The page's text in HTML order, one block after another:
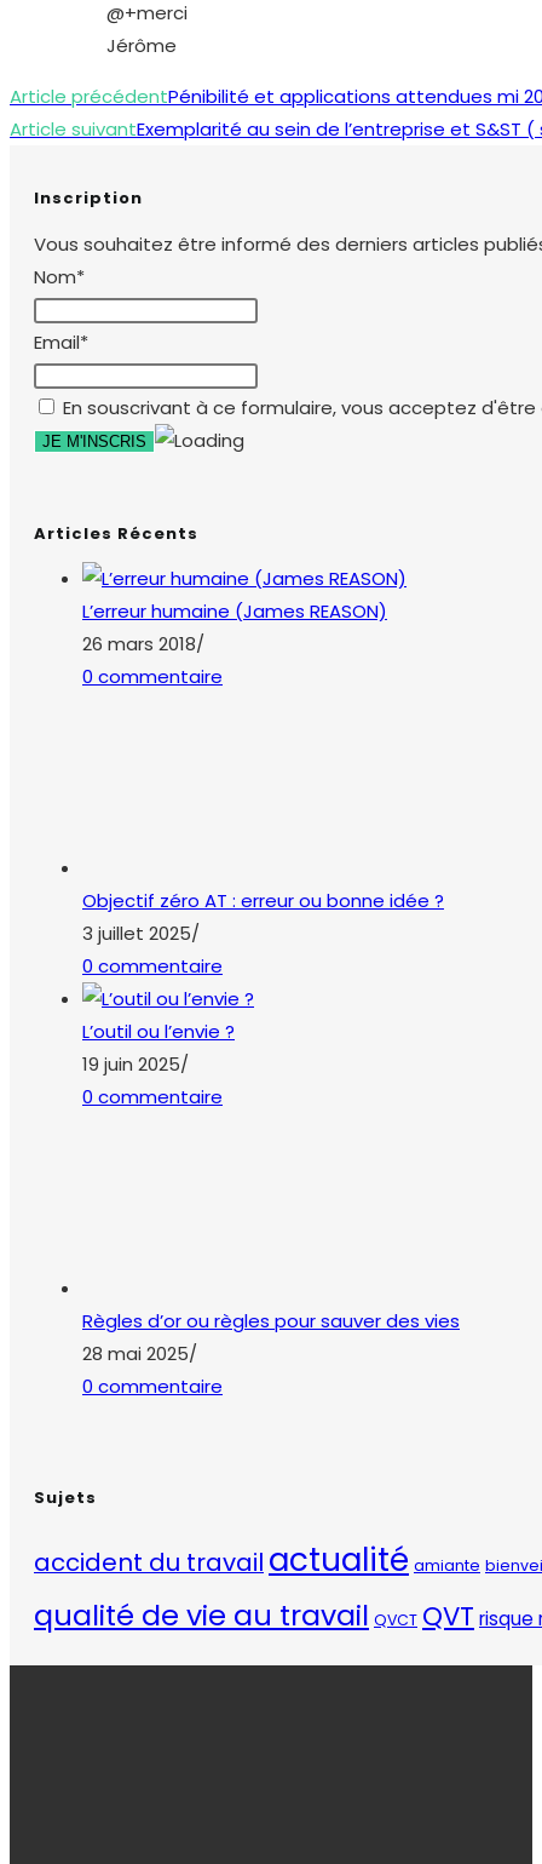
@+merci
Jérôme
Read
more
Article précédentPénibilité et applications attendues mi
Article suivantExemplarité au sein de l’entreprise et S&ST
Inscription
Vous souhaitez être informé des derniers articles
Nom*
Email*
En souscrivant à ce formulaire, vous acceptez
Articles Récents
L’erreur humaine (James REASON)
26 mars 2018/
0 commentaire
Objectif zéro AT : erreur ou bonne idée ?
3 juillet 2025/
0 commentaire
L’outil ou l’envie ?
19 juin 2025/
0 commentaire
Règles d’or ou règles pour sauver des vies
28 mai 2025/
0 commentaire
Sujets
accident du travail actualité amiante
qualité de vie au travail QVCT QVT risque